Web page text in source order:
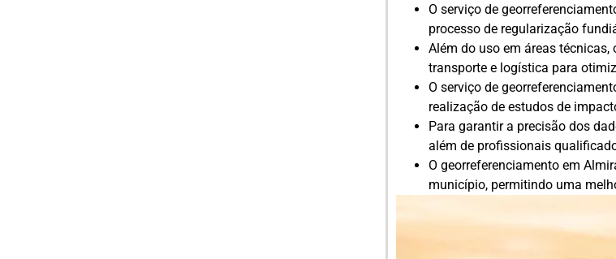
O serviço de
processo de regularização
Além do uso em áreas
transporte e logística para
O serviço de
realização de estudos de
Para garantir a precisão dos
além de profissionais
O georreferenciamento em
município, permitindo uma